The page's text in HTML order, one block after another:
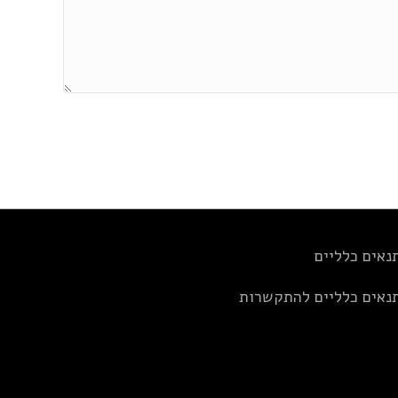
כלליים
כלליים להתקשרות